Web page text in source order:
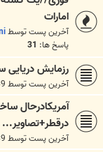
امارات
آخرین پست توسط
پاسخ ها: 31
رزمایش دریایی
آخرین پست توسط
آمریکادرحال
درقطر+تصاویر...
آخرین پست توسط